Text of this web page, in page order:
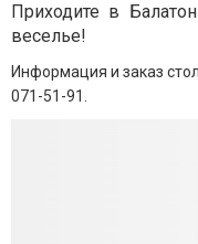
Приходите в
веселье!
Информация и заказ
071-51-91.